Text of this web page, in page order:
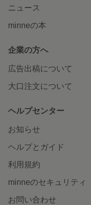
ニュース
minneの本
企業の方へ
広告出稿について
大口注文について
ヘルプセンター
お知らせ
ヘルプとガイド
利用規約
minneのセキュリティ
お問い合わせ